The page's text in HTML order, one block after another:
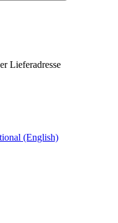
Lieferadresse
(English)